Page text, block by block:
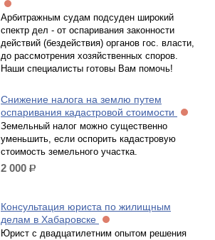
Арбитражным судам подсуден широкий
спектр дел - от оспаривания законности
действий (бездействия) органов гос. власти,
до рассмотрения хозяйственных споров.
Наши специалисты готовы Вам помочь!
Снижение налога на землю путем
оспаривания кадастровой стоимости
Земельный налог можно существенно
уменьшить, если оспорить кадастровую
стоимость земельного участка.
2 000 р.
Консультация юриста по жилищным
делам в Хабаровске
Юрист с двадцатилетним опытом решения